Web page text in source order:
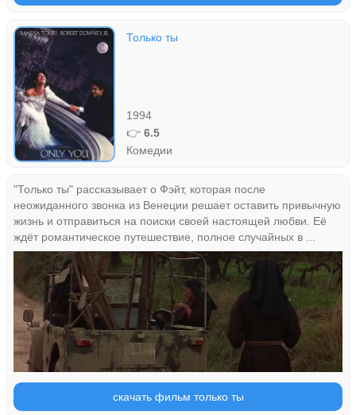
Только ты
1994
👉6.5
Комедии
"Только ты" рассказывает о Фэйт, которая после
неожиданного звонка из Венеции решает оставить привычную
жизнь и отправиться на поиски своей настоящей любви. Её
ждёт романтическое путешествие, полное случайных в ...
скачать фильм только ты